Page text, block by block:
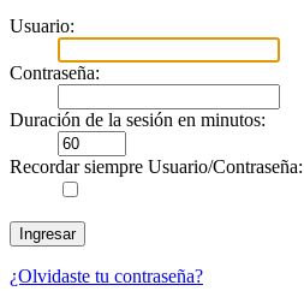
Usuario:
Contraseña:
Duración de la sesión en minutos:
Recordar siempre Usuario/Contraseña:
¿Olvidaste tu contraseña?